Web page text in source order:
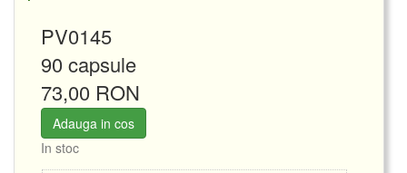
PV0145
90 capsule
73,00 RON
Adauga in cos
In stoc